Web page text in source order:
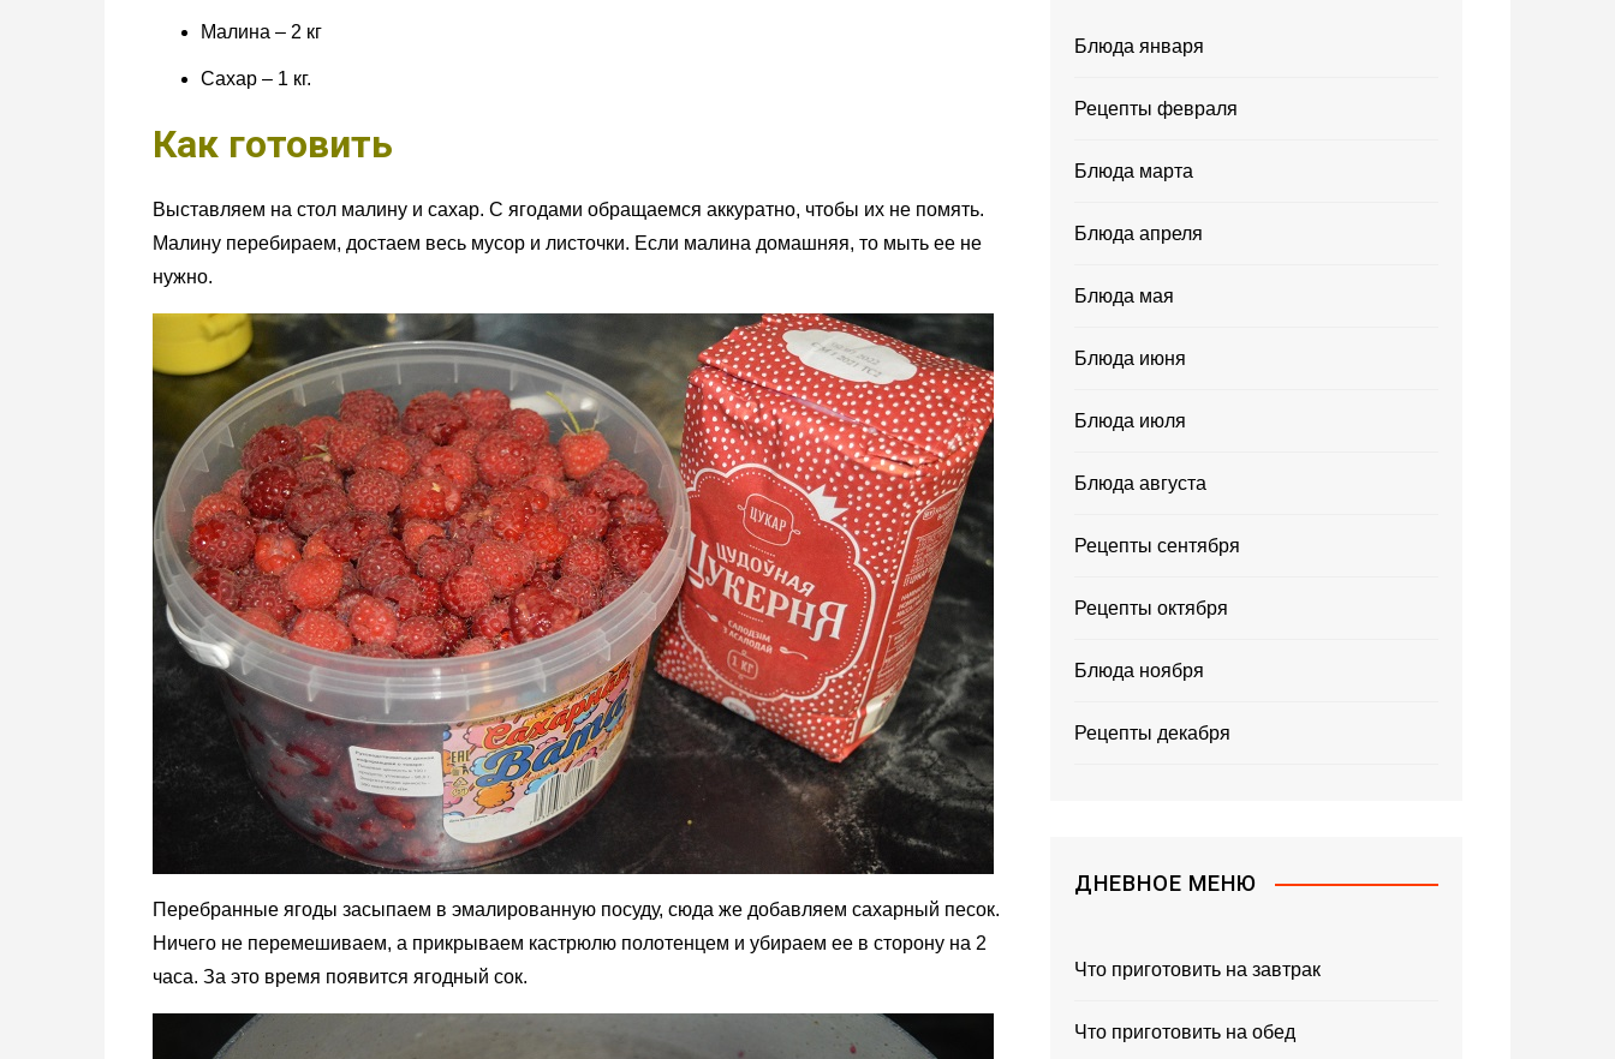
Малина – 2 кг
Сахар – 1 кг.
Как готовить
Выставляем на стол малину и сахар. С ягодами обращаемся аккуратно, чтобы их не помять.
Малину перебираем, достаем весь мусор и листочки. Если малина домашняя, то мыть ее не
нужно.
Перебранные ягоды засыпаем в эмалированную посуду, сюда же добавляем сахарный песок.
Ничего не перемешиваем, а прикрываем кастрюлю полотенцем и убираем ее в сторону на 2
часа. За это время появится ягодный сок.
Блюда января
Рецепты февраля
Блюда марта
Блюда апреля
Блюда мая
Блюда июня
Блюда июля
Блюда августа
Рецепты сентября
Рецепты октября
Блюда ноября
Рецепты декабря
ДНЕВНОЕ МЕНЮ
Что приготовить на завтрак
Что приготовить на обед